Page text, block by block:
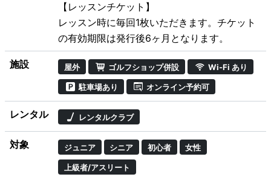
【レッスンチケット】
レッスン時に毎回1枚いただきます。チケット
の有効期限は発行後6ヶ月となります。
施設 屋外 ゴルフショップ併設 Wi-Fi あり
駐車場あり オンライン予約可
レンタル レンタルクラブ
対象 ジュニア シニア 初心者 女性
上級者/アスリート